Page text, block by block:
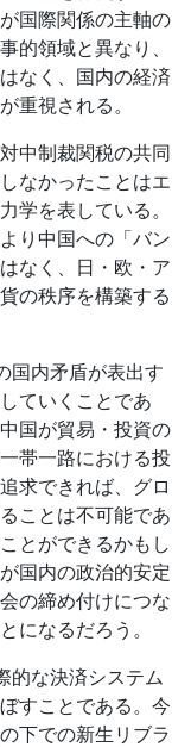
国際関係の主軸の
的領域と異なり、
なく、国内の経済
重視される。
中制裁関税の共同
なかったことはエ
学を表している。
り中国への「バン
なく、日・欧・ア
の秩序を構築する
国内矛盾が表出す
ていくことであ
国が貿易・投資の
帯一路における投
求できれば、グロ
ことは不可能であ
とができるかもし
国内の政治的安定
の締め付けにつな
になるだろう。
的な決済システム
すことである。今
下での新生リブラ